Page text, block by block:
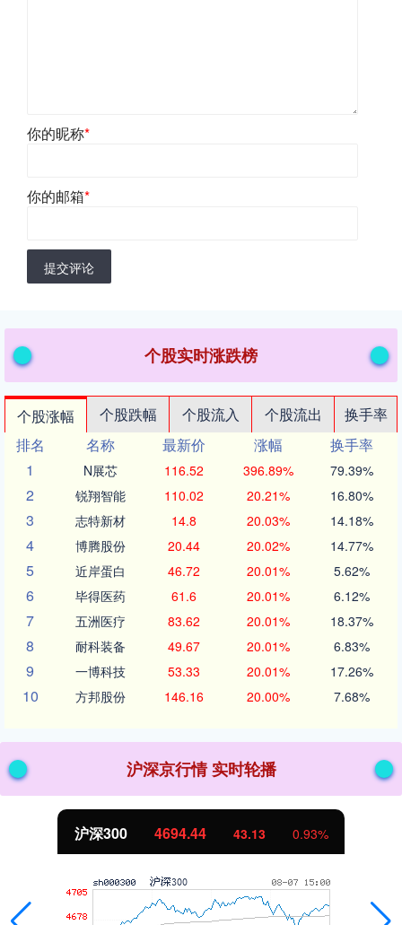
你的昵称*
你的邮箱*
提交评论
个股实时涨跌榜
个股涨幅 个股跌幅 个股流入 个股流出
换手率
排名
名称 最新价 涨幅
换手率
1
N展芯 116.52 396.89% 79.39%
2 锐翔智能 110.02 20.21% 16.80%
3 志特新材 14.8 20.03% 14.18%
4 博腾股份 20.44 20.02% 14.77%
5 近岸蛋白 46.72 20.01% 5.62%
6 毕得医药 61.6 20.01% 6.12%
7 五洲医疗 83.62 20.01% 18.37%
8 耐科装备 49.67 20.01% 6.83%
9 一博科技 53.33 20.01% 17.26%
10 方邦股份 146.16 20.00% 7.68%
沪深京行情 实时轮播
北证50 1134.24 11.37 1.01%